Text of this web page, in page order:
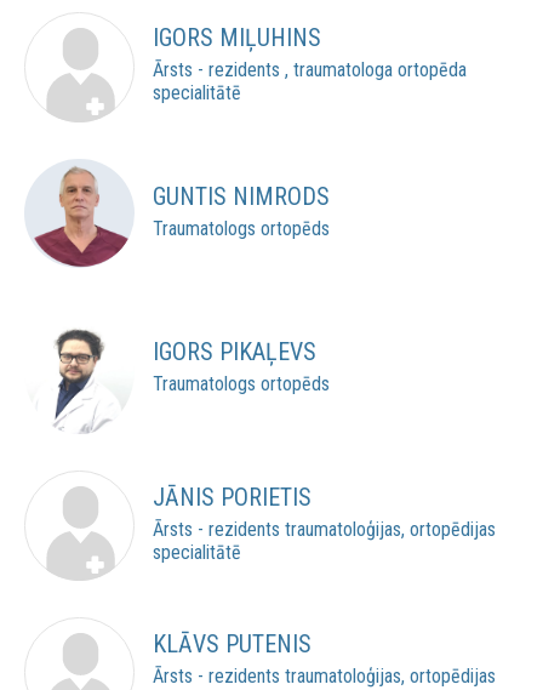
IGORS MIĻUHINS
Ārsts - rezidents , traumatologa ortopēda
specialitātē
GUNTIS NIMRODS
Traumatologs ortopēds
IGORS PIKAĻEVS
Traumatologs ortopēds
JĀNIS PORIETIS
Ārsts - rezidents traumatoloģijas, ortopēdijas
specialitātē
KLĀVS PUTENIS
Ārsts - rezidents traumatoloģijas, ortopēdijas